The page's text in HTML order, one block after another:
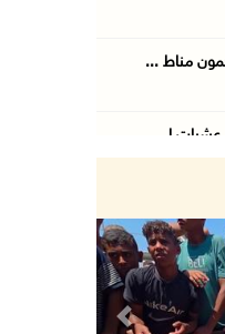
مناط ...
ا ...
رام ا ...
Previous